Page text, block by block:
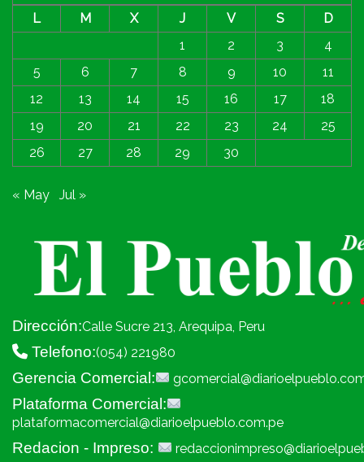
L
M X J V S
D
1
2 3
4
5
6 7 8 9 10
11
12
13 14 15 16 17
18
19
20 21 22 23 24
25
26
27 28 29 30
« May Jul »
Dirección:Calle Sucre 213, Arequipa, Peru
Telefono:(054) 221980
Gerencia Comercial:
Plataforma Comercial:
plataformacomercial@diarioelpueblo.com.pe
Redacion - Impreso: